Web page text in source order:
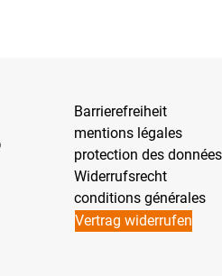
Barrierefreiheit
mentions légales
protection des données
Widerrufsrecht
conditions générales
Vertrag widerrufen